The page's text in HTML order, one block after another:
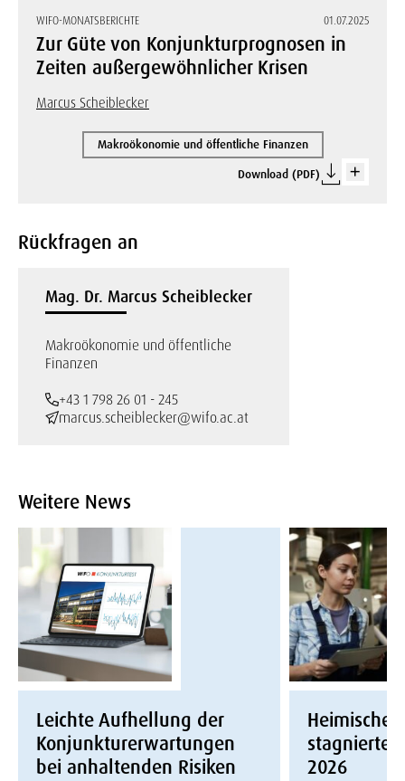
WIFO-MONATSBERICHTE 01.07.2025
Zur Güte von Konjunkturprognosen in
Zeiten außergewöhnlicher Krisen
Marcus Scheiblecker
Makroökonomie und öffentliche Finanzen
Download (PDF)
Rückfragen an
Mag. Dr. Marcus Scheiblecker
Makroökonomie und öffentliche
Finanzen
+43 1 798 26 01 - 245
marcus.scheiblecker@wifo.ac.at
Weitere News
Leichte Aufhellung der
Konjunkturerwartungen
bei anhaltenden Risiken
Heimische
stagnierte
2026